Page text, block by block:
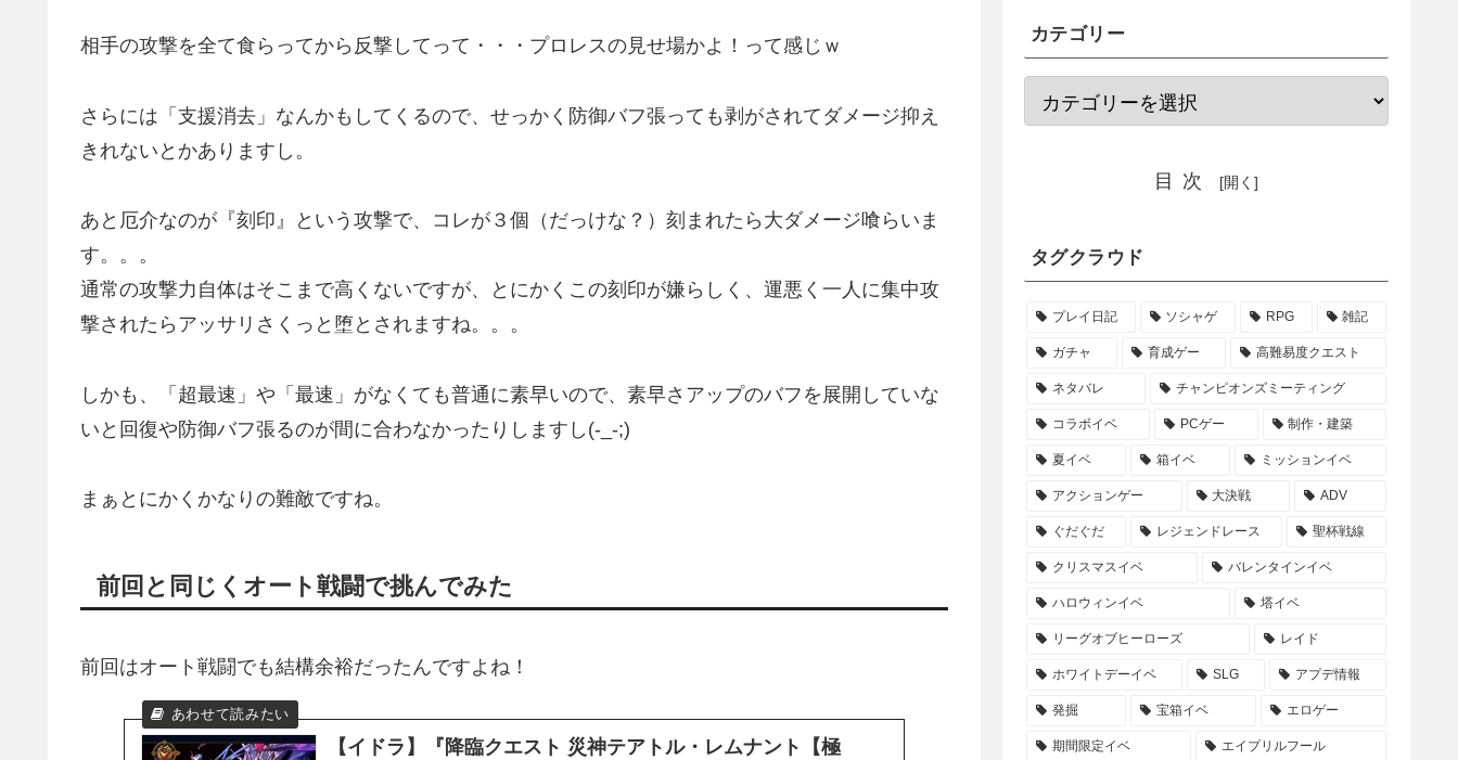
相手の攻撃を全て食らってから反撃してって・・・プロレスの見せ場かよ！って感じｗ
さらには「支援消去」なんかもしてくるので、せっかく防御バフ張っても剥がされてダメージ抑え
きれないとかありますし。
あと厄介なのが『刻印』という攻撃で、コレが３個（だっけな？）刻まれたら大ダメージ喰らいま
す。。。
通常の攻撃力自体はそこまで高くないですが、とにかくこの刻印が嫌らしく、運悪く一人に集中攻
撃されたらアッサリさくっと堕とされますね。。。
しかも、「超最速」や「最速」がなくても普通に素早いので、素早さアップのバフを展開していな
いと回復や防御バフ張るのが間に合わなかったりしますし(-_-;)
まぁとにかくかなりの難敵ですね。
前回と同じくオート戦闘で挑んでみた
前回はオート戦闘でも結構余裕だったんですよね！
【イドラ】『降臨クエスト 災神テアトル・レムナント【極
カテゴリー
目次
タグクラウド
プレイ日記 ソシャゲ RPG 雑記
ガチャ 育成ゲー 高難易度クエスト
ネタバレ チャンピオンズミーティング
コラボイベ PCゲー 制作・建築
夏イベ 箱イベ ミッションイベ
アクションゲー 大決戦 ADV
ぐだぐだ レジェンドレース 聖杯戦線
クリスマスイベ バレンタインイベ
ハロウィンイベ 塔イベ
リーグオブヒーローズ レイド
ホワイトデーイベ SLG アプデ情報
発掘 宝箱イベ エロゲー
期間限定イベ エイプリルフール